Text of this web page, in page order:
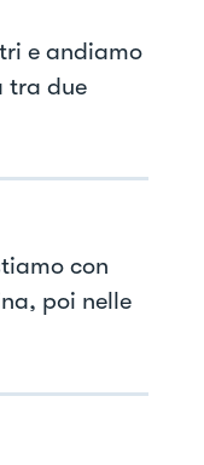
e andiamo
tra due
con
poi nelle